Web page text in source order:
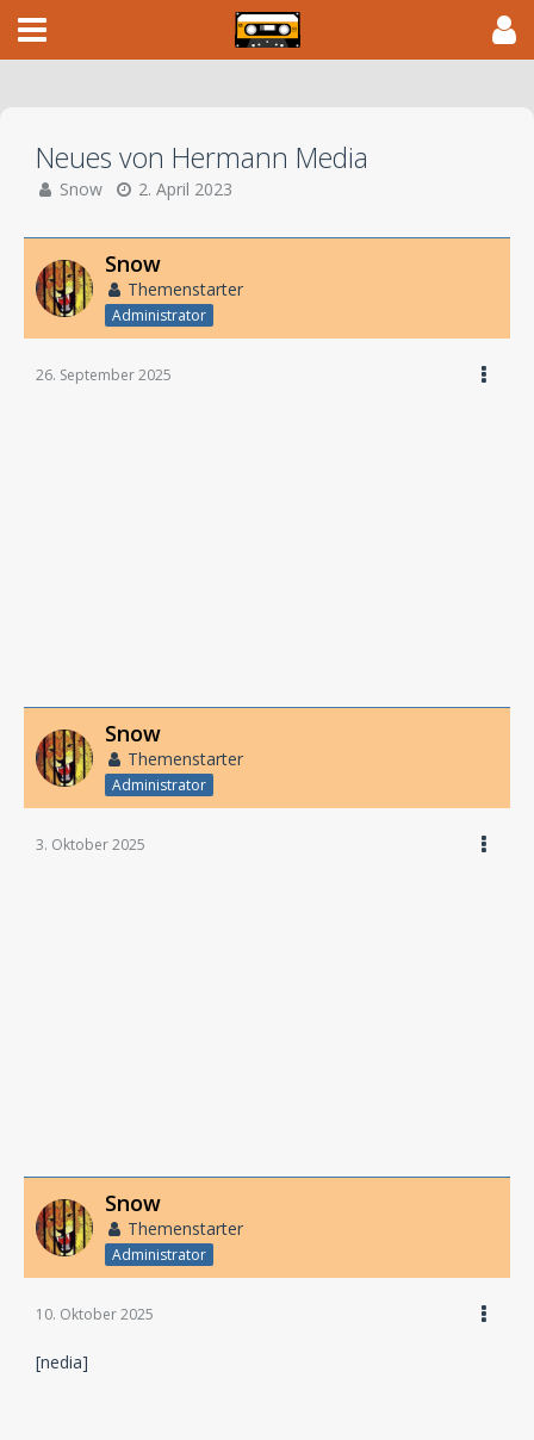
Neues von Hermann Media
Snow 2. April 2023
Snow
Themenstarter
Administrator
26. September 2025
Snow
Themenstarter
Administrator
3. Oktober 2025
Snow
Themenstarter
Administrator
10. Oktober 2025
[nedia]